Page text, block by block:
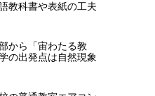
教科書や表紙の工夫
から「宙わたる教
の出発点は自然現象